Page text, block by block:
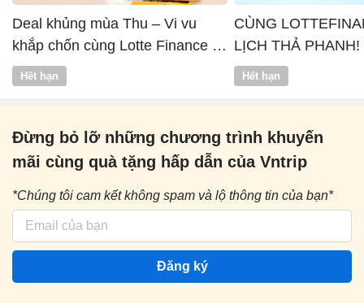
Deal khủng mùa Thu – Vi vu
khắp chốn cùng Lotte Finance x
Vntrip
Hết hạn
CÙNG
LỊCH THẢ PHANH!
Hết hạn
Đừng bỏ lỡ những chương trình khuyến
mãi cùng quà tặng hấp dẫn của Vntrip
*Chúng tôi cam kết không spam và lộ thông tin của bạn*
Đăng ký